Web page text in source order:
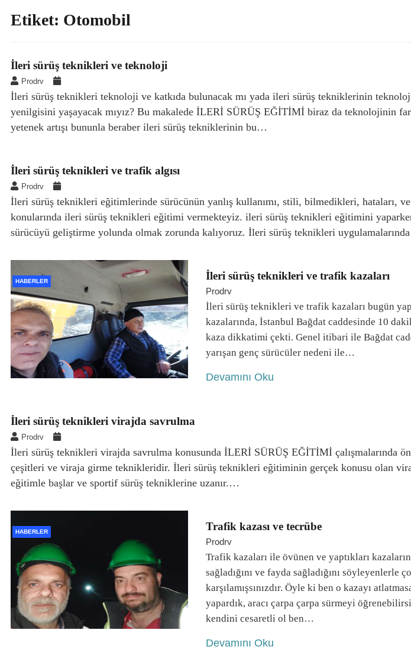
Etiket: Otomobil
İleri sürüş teknikleri ve teknoloji
Prodrv
İleri sürüş teknikleri teknoloji ve katkıda bulunacak mı yada ileri sürüş tekniklerinin
yenilgisini yaşayacak mıyız? Bu makalede İLERİ SÜRÜŞ EĞİTİMİ biraz da teknolojinin
yetenek artışı bununla beraber ileri sürüş tekniklerinin bu…
İleri sürüş teknikleri ve trafik algısı
Prodrv
İleri sürüş teknikleri eğitimlerinde sürücünün yanlış kullanımı, stili, bilmedikleri, hataları,
konularında ileri sürüş teknikleri eğitimi vermekteyiz. ileri sürüş teknikleri eğitimini
sürücüyü geliştirme yolunda olmak zorunda kalıyoruz. İleri sürüş teknikleri
HABERLER İleri sürüş teknikleri ve trafik kazaları
Prodrv
İleri sürüş teknikleri ve trafik kazaları bugün
kazalarında, İstanbul Bağdat caddesinde 10
kaza dikkatimi çekti. Genel itibari ile Bağdat
yarışan genç sürücüler nedeni ile…
Devamını Oku
İleri sürüş teknikleri virajda savrulma
Prodrv
İleri sürüş teknikleri virajda savrulma konusunda İLERİ SÜRÜŞ EĞİTİMİ çalışmalarında
çeşitleri ve viraja girme teknikleridir. İleri sürüş teknikleri eğitiminin gerçek konusu olan
eğitimle başlar ve sportif sürüş tekniklerine uzanır.…
HABERLER Trafik kazası ve tecrübe
Prodrv
Trafik kazaları ile övünen ve yaptıkları
sağladığını ve fayda sağladığını söyleyenlerle
karşılamışsınızdır. Öyle ki ben o kazayı
yapardık, aracı çarpa çarpa sürmeyi
kendini cesaretli ol ben…
Devamını Oku